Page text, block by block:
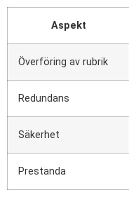
Aspekt
Överföring av rubrik
Redundans
Säkerhet
Prestanda